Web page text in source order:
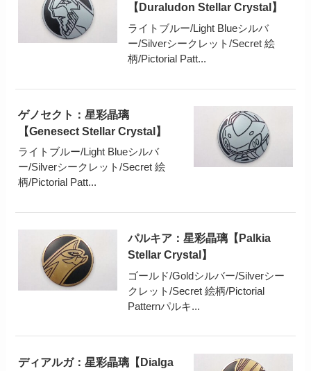
【Duraludon Stellar Crystal】
ライトブルー/Light Blueシルバ
ー/Silverシークレット/Secret 絵
柄/Pictorial Patt...
ゲノセクト：星彩晶璃
【Genesect Stellar Crystal】
ライトブルー/Light Blueシルバ
ー/Silverシークレット/Secret 絵
柄/Pictorial Patt...
パルキア：星彩晶璃【Palkia
Stellar Crystal】
ゴールド/Goldシルバー/Silverシー
クレット/Secret 絵柄/Pictorial
Patternパルキ...
ディアルガ：星彩晶璃【Dialga